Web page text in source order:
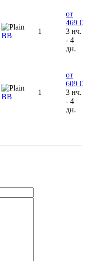
ВВ
1
от
469 €
3 нч.
- 4
дн.
ВВ
1
от
609 €
3 нч.
- 4
дн.